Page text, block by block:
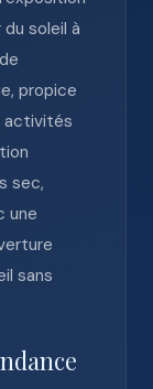
soleil à
propice
activités
sec,
une
sans